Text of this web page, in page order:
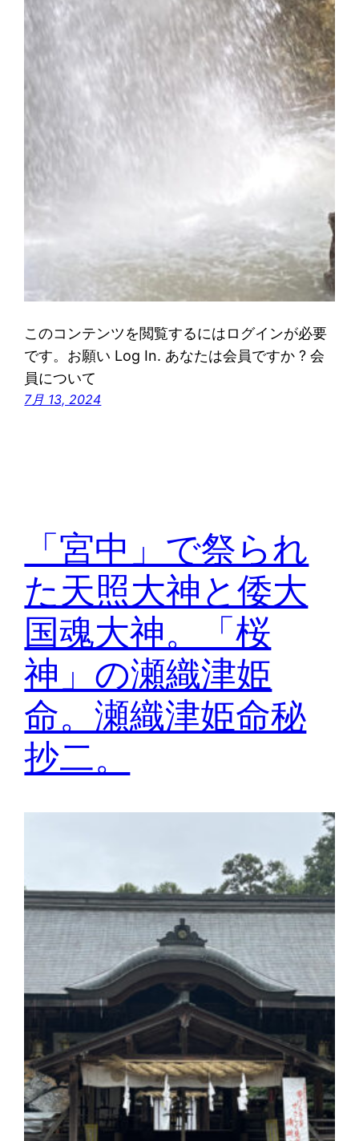
このコンテンツを閲覧するにはログインが必要
です。お願い Log In. あなたは会員ですか ? 会
員について
7月 13, 2024
「宮中」で祭られ
た天照大神と倭大
国魂大神。「桜
神」の瀬織津姫
命。瀬織津姫命秘
抄二。